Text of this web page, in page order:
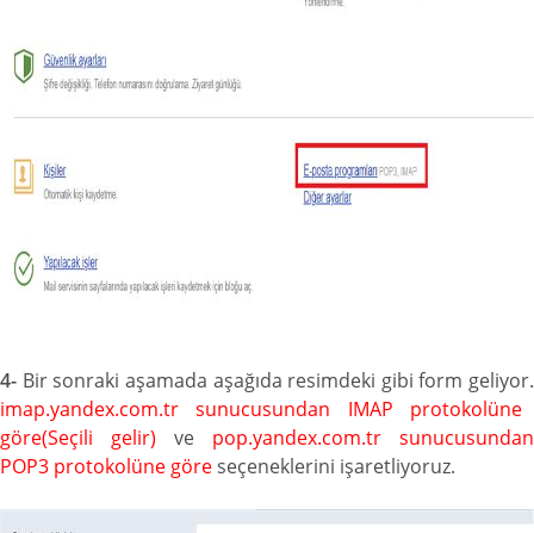
4- Bir sonraki aşamada aşağıda resimdeki gibi form geliyor.
imap.yandex.com.tr sunucusundan IMAP protokolüne
göre(Seçili gelir) ve pop.yandex.com.tr sunucusundan
POP3 protokolüne göreseçeneklerini işaretliyoruz.